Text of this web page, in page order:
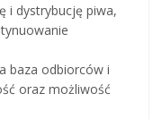
i dystrybucję piwa,
baza odbiorców i
oraz możliwość